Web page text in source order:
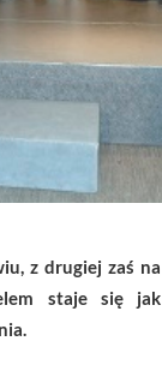
z drugiej zaś na
staje się jak